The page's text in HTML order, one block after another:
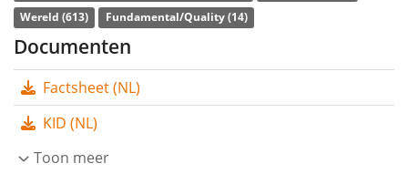
p.a.. The State Street SPDR S&P Developed Quality
Aristocrats UCITS ETF USD Unhedged (Acc) is the only
Aristocrats index. The ETF replicates the performance
of the underlying index by
accumulated
Wereld (613)
Fundamental/Quality (14)
Documenten
Factsheet (NL)
KID (NL)
Toon meer